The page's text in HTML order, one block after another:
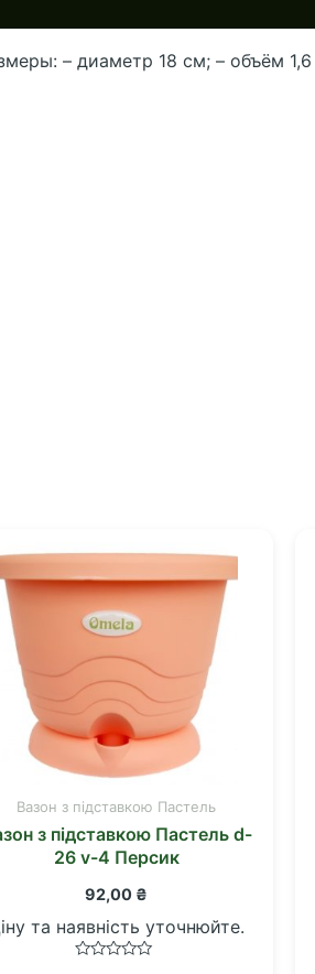
– диаметр 18 см; – объём 1,6
Вазон з підставкою Пастель
з підставкою Пастель d-
26 v-4 Персик
92,00 ₴
та наявність уточнюйте.